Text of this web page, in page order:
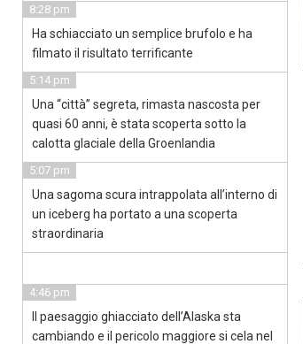
8:28 pm
Ha schiacciato un semplice brufolo e ha
filmato il risultato terrificante
5:14 pm
Una “città” segreta, rimasta nascosta per
quasi 60 anni, è stata scoperta sotto la
calotta glaciale della Groenlandia
5:07 pm
Una sagoma scura intrappolata all’interno di
un iceberg ha portato a una scoperta
straordinaria
4:46 pm
Il paesaggio ghiacciato dell’Alaska sta
cambiando e il pericolo maggiore si cela nel